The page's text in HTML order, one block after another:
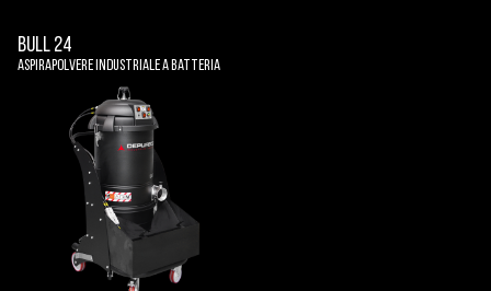
BULL 24
Aspirapolvere Industriale A Batteria